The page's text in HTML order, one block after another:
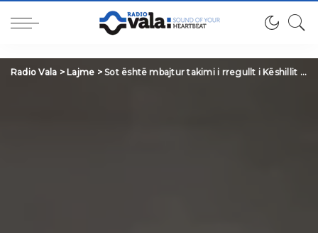
Radio Vala > Lajme >Sot është mbajtur takimi i rregullt i Këshillit Komunal për Siguri në Bashkësi